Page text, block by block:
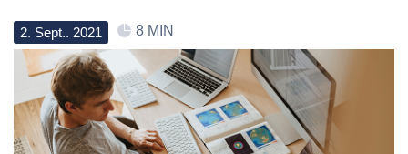
2. Sept.. 2021 8 MIN